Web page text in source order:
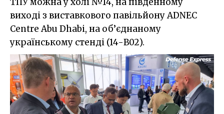
виході з виставкового павільйону ADNEC
Centre Abu Dhabi, на об’єднаному
українському стенді (14-B02).